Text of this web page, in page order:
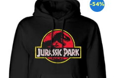
-54%